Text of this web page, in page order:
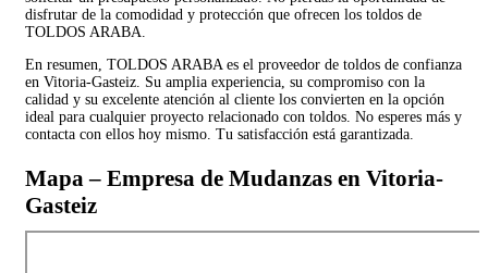
disfrutar de la comodidad y protección que ofrecen los toldos de
TOLDOS ARABA.
En resumen, TOLDOS ARABA es el proveedor de toldos de confianza
en Vitoria-Gasteiz. Su amplia experiencia, su compromiso con la
calidad y su excelente atención al cliente los convierten en la opción
ideal para cualquier proyecto relacionado con toldos. No esperes más y
contacta con ellos hoy mismo. Tu satisfacción está garantizada.
Mapa – Empresa de Mudanzas en Vitoria-
Gasteiz